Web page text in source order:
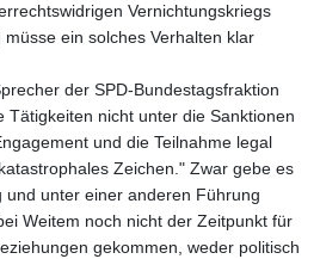
Vernichtungskriegs
ein solches Verhalten klar
der SPD-Bundestagsfraktion
Tätigkeiten nicht unter die Sanktionen
und die Teilnahme legal
Zeichen." Zwar gebe es
unter einer anderen Führung
Weitem noch nicht der Zeitpunkt für
gekommen, weder politisch